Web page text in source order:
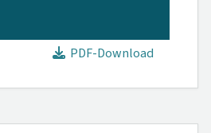
PDF-Download